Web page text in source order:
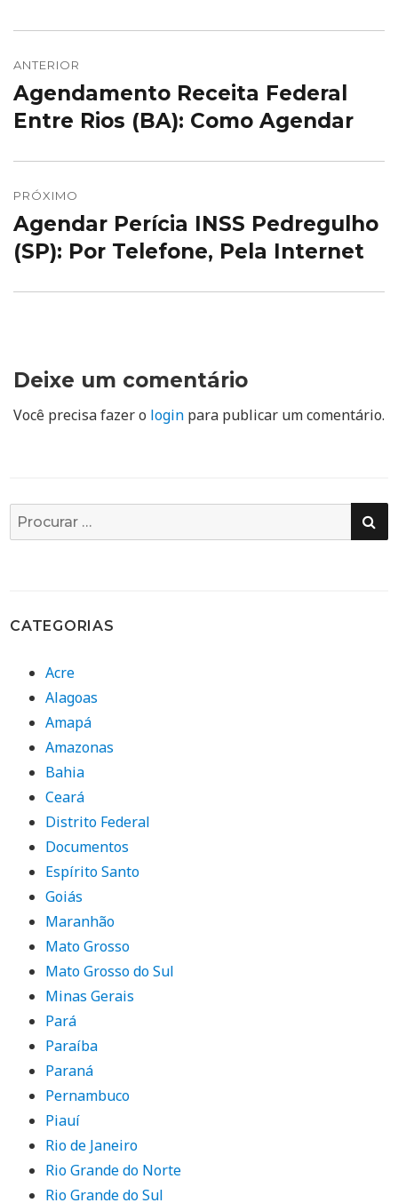
de
Post
ANTERIOR
Post
anterior:
Agendamento Receita Federal
Entre Rios (BA): Como Agendar
PRÓXIMO
Próximo
post:
Agendar Perícia INSS Pedregulho
(SP): Por Telefone, Pela Internet
Deixe um comentário
Você precisa fazer o login para publicar um comentário.
Busca
por:
CATEGORIAS
Acre
Alagoas
Amapá
Amazonas
Bahia
Ceará
Distrito Federal
Documentos
Espírito Santo
Goiás
Maranhão
Mato Grosso
Mato Grosso do Sul
Minas Gerais
Pará
Paraíba
Paraná
Pernambuco
Piauí
Rio de Janeiro
Rio Grande do Norte
Rio Grande do Sul